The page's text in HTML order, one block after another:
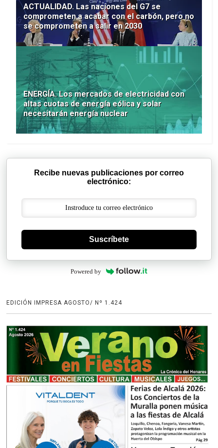
ACTUALIDAD. Las naciones del G7 se
comprometen a acabar con el carbón, pero no
se comprometen a salir en 2030
ENERGÍA. Los mercados de electricidad con
altas cuotas de energía eólica y solar
necesitarán energía nuclear
Recibe nuevas publicaciones por correo
electrónico:
Suscríbete
Powered by
EDICIÓN IMPRESA AGOSTO/ Nº 1.424